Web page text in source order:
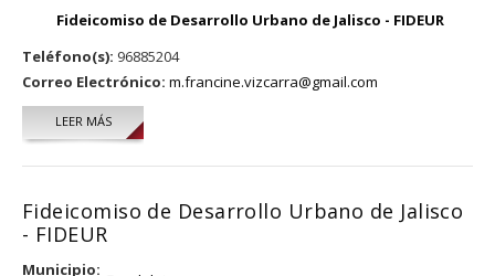
Fideicomiso de Desarrollo Urbano de Jalisco - FIDEUR
Teléfono(s): 96885204
Correo Electrónico: m.francine.vizcarra@gmail.com
LEER MÁSSOBRE MONICA FRANCINE VIZCARRA GARCÍA DE ALBA
Fideicomiso de Desarrollo Urbano de Jalisco
- FIDEUR
Municipio: